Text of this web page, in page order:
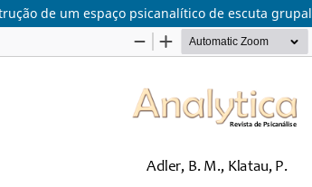
de um espaço psicanalítico de escuta grupal